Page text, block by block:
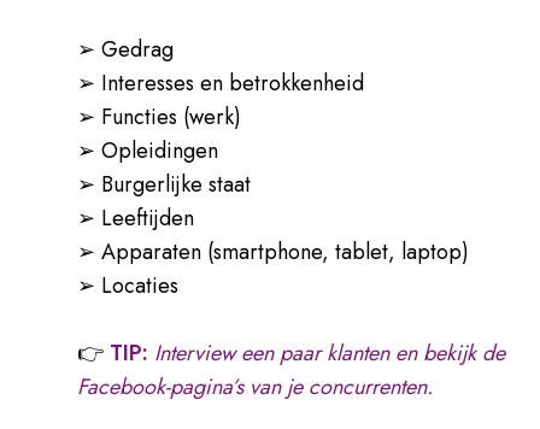
➢ Gedrag
➢ Interesses en betrokkenheid
➢ Functies (werk)
➢ Opleidingen
➢ Burgerlijke staat
➢ Leeftijden
➢ Apparaten (smartphone, tablet, laptop)
➢ Locaties
👉 TIP: Interview een paar klanten en bekijk de
Facebook-pagina’s van je concurrenten.